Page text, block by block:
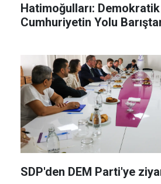
Hatimoğulları: Demokratik
Cumhuriyetin Yolu
SDP'den DEM Parti'ye